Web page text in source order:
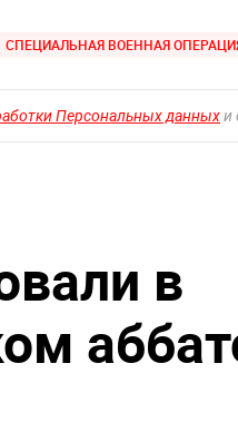
СПЕЦИАЛЬНАЯ ВОЕННАЯ
Персональных данныхи
в